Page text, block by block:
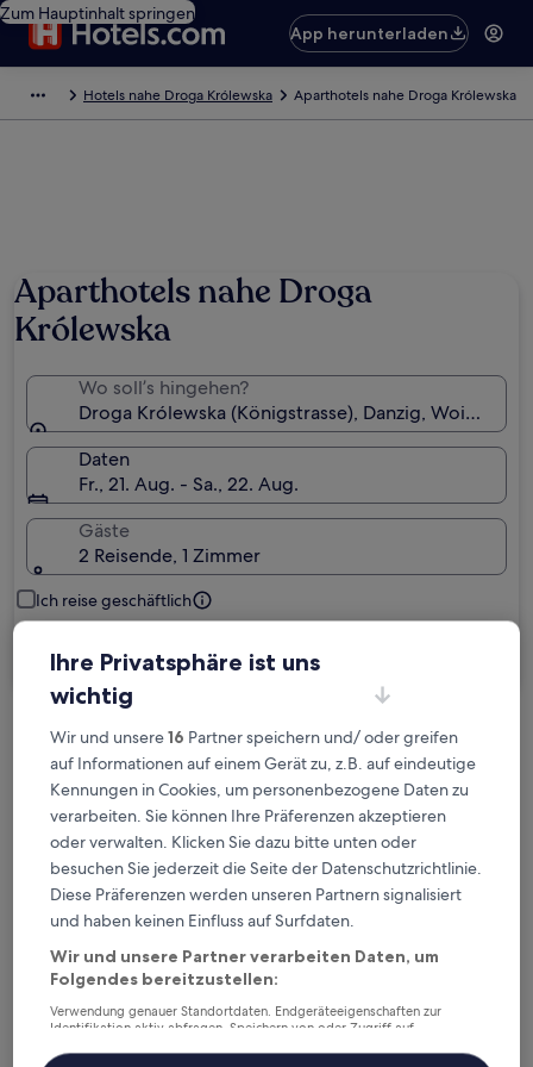
Zum Hauptinhalt springen
App herunterladen
Hotels nahe Droga Królewska Aparthotels nahe Droga Królewska
Aparthotels nahe Droga
Królewska
Wo soll’s hingehen?
Droga Królewska (Königstrasse), Danzig,
Daten
Fr., 21. Aug. - Sa., 22. Aug.
Gäste
2 Reisende, 1 Zimmer
Ich reise geschäftlich
Suchen
Kostenlose Stornierung bei
Planänderungen
Verdiene Prämien für jede
wahrgenommene Übernachtung
Mehr sparen mit Preisen für Mitglieder
Überprüfe die Preise für diese Daten
Ihre Privatsphäre ist uns
wichtig
Wir und unsere16 Partner speichern und/ oder greifen
auf Informationen auf einem Gerät zu, z.B. auf eindeutige
Kennungen in Cookies, um personenbezogene Daten zu
verarbeiten. Sie können Ihre Präferenzen akzeptieren
oder verwalten. Klicken Sie dazu bitte unten oder
besuchen Sie jederzeit die Seite der Datenschutzrichtlinie.
Diese Präferenzen werden unseren Partnern signalisiert
und haben keinen Einfluss auf Surfdaten.
Wir und unsere Partner verarbeiten Daten, um
Folgendes bereitzustellen:
Verwendung genauer Standortdaten. Endgeräteeigenschaften zur
Identifikation aktiv abfragen. Speichern von oder Zugriff auf
Inhalte, Messung von Werbeleistung und der Performance von Inhalten,